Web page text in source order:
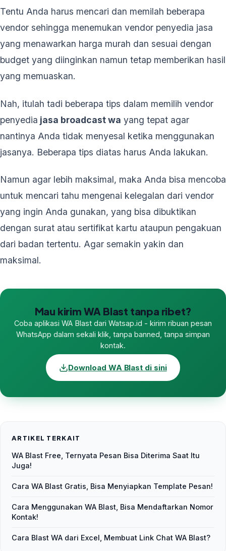
Tentu Anda harus mencari dan memilah beberapa
vendor sehingga menemukan vendor penyedia jasa
yang menawarkan harga murah dan sesuai dengan
budget yang diinginkan namun tetap memberikan hasil
yang memuaskan.
Nah, itulah tadi beberapa tips dalam memilih vendor
penyedia jasa broadcast wa yang tepat agar
nantinya Anda tidak menyesal ketika menggunakan
jasanya. Beberapa tips diatas harus Anda lakukan.
Namun agar lebih maksimal, maka Anda bisa mencoba
untuk mencari tahu mengenai kelegalan dari vendor
yang ingin Anda gunakan, yang bisa dibuktikan
dengan surat atau sertifikat kartu ataupun pengakuan
dari badan tertentu. Agar semakin yakin dan
maksimal.
Mau kirim WA Blast tanpa ribet?
Coba aplikasi WA Blast dari Watsap.id - kirim ribuan pesan
WhatsApp dalam sekali klik, tanpa banned, tanpa simpan
kontak.
Download WA Blast di sini
ARTIKEL TERKAIT
WA Blast Free, Ternyata Pesan Bisa Diterima Saat Itu
Juga!
Cara WA Blast Gratis, Bisa Menyiapkan Template Pesan!
Cara Menggunakan WA Blast, Bisa Mendaftarkan Nomor
Kontak!
Cara Blast WA dari Excel, Membuat Link Chat WA Blast?